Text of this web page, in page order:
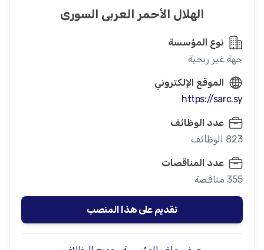
الهلال الأحمر العربي السوري
نوع المؤسسة
جهة غير ربحية
الموقع الإلكتروني
https://sarc.sy
عدد الوظائف
823 الوظائف
عدد المناقصات
355 مناقصة
تقديم على هذا المنصب